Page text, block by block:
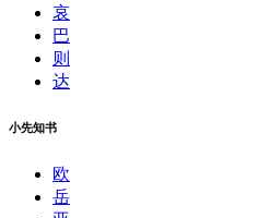
哀
巴
则
达
小先知书
欧
岳